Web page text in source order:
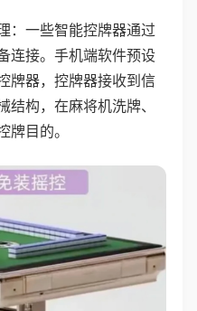
：一些智能控牌器通过
连接。手机端软件预设
牌器，控牌器接收到信
构，在麻将机洗牌、
目的。